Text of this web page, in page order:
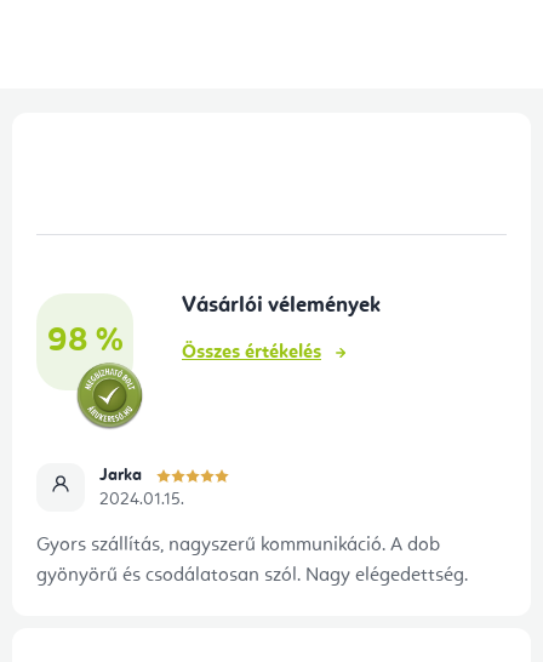
98 %
Vásárlói vélemények
Összes értékelés
Jarka
2024.01.15.
Gyors szállítás, nagyszerű kommunikáció. A dob
gyönyörű és csodálatosan szól. Nagy elégedettség.